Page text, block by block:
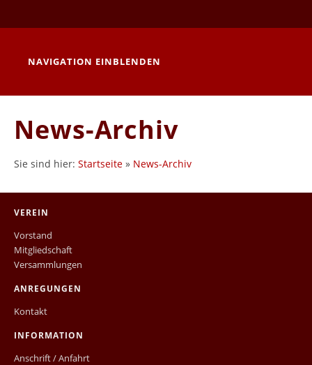
NAVIGATION EINBLENDEN
News-Archiv
Sie sind hier: Startseite » News-Archiv
VEREIN
Vorstand
Mitgliedschaft
Versammlungen
ANREGUNGEN
Kontakt
INFORMATION
Anschrift / Anfahrt